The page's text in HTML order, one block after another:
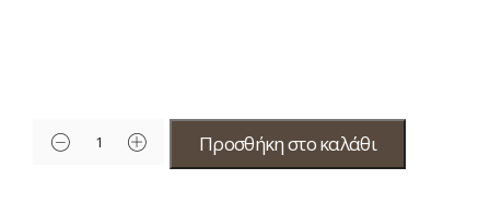
Προσθήκη στο καλάθι